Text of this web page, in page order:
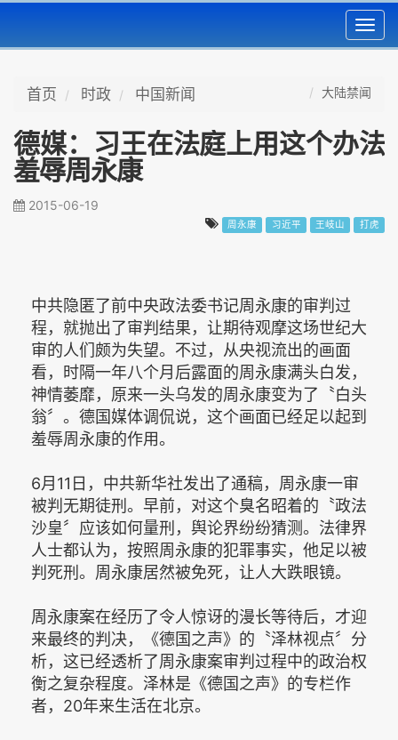
首页 时政 中国新闻 大陆禁闻
德媒：习王在法庭上用这个办法
羞辱周永康
2015-06-19
周永康 习近平 王岐山 打虎
中共隐匿了前中央政法委书记周永康的审判过
程，就抛出了审判结果，让期待观摩这场世纪大
审的人们颇为失望。不过，从央视流出的画面
看，时隔一年八个月后露面的周永康满头白发，
神情萎靡，原来一头乌发的周永康变为了〝白头
翁〞。德国媒体调侃说，这个画面已经足以起到
羞辱周永康的作用。
6月11日，中共新华社发出了通稿，周永康一审
被判无期徒刑。早前，对这个臭名昭着的〝政法
沙皇〞应该如何量刑，舆论界纷纷猜测。法律界
人士都认为，按照周永康的犯罪事实，他足以被
判死刑。周永康居然被免死，让人大跌眼镜。
周永康案在经历了令人惊讶的漫长等待后，才迎
来最终的判决，《德国之声》的〝泽林视点〞分
析，这已经透析了周永康案审判过程中的政治权
衡之复杂程度。泽林是《德国之声》的专栏作
者，20年来生活在北京。